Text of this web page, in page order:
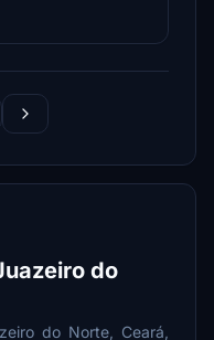
do
do Norte, Ceará,